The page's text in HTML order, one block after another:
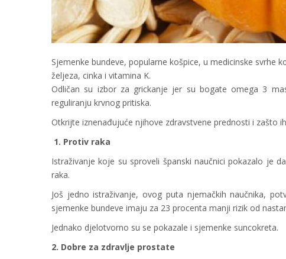
Sjemenke bundeve, popularne košpice, u medicinske svrhe
željeza, cinka i vitamina K.
Odličan su izbor za grickanje jer su bogate omega 3
reguliranju krvnog pritiska.
Otkrijte iznenađujuće njihove zdravstvene prednosti i zašto
1. Protiv raka
Istraživanje koje su sproveli španski naučnici pokazalo je
raka.
Još jedno istraživanje, ovog puta njemačkih naučnika,
sjemenke bundeve imaju za 23 procenta manji rizik od
Jednako djelotvorno su se pokazale i sjemenke suncokreta.
2. Dobre za zdravlje prostate